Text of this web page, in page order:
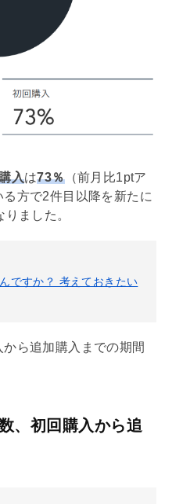
入は73％（前月比1ptア
方で2件目以降を新たに
りました。
ですか？ 考えておきたい
ら追加購入までの期間
、初回購入から追